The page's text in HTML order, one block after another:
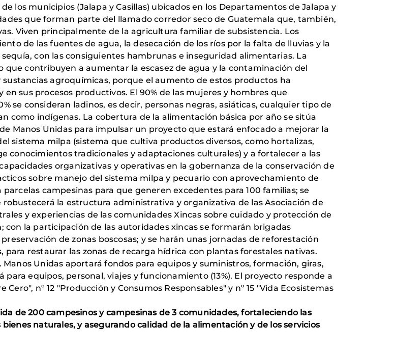
los municipios (Jalapa y Casillas) ubicados en los Departamentos de Jalapa y
que forman parte del llamado corredor seco de Guatemala que, también,
Viven principalmente de la agricultura familiar de subsistencia. Los
de las fuentes de agua, la desecación de los ríos por la falta de lluvias y la
con las consiguientes hambrunas e inseguridad alimentarias. La
contribuyen a aumentar la escasez de agua y la contaminación del
agroquímicas, porque el aumento de estos productos ha
sus procesos productivos. El 90% de las mujeres y hombres que
se consideran ladinos, es decir, personas negras, asiáticas, cualquier tipo de
como indígenas. La cobertura de la alimentación básica por año se sitúa
Manos Unidas para impulsar un proyecto que estará enfocado a mejorar la
sistema milpa (sistema que cultiva productos diversos, como hortalizas,
conocimientos tradicionales y adaptaciones culturales) y a fortalecer a las
organizativas y operativas en la gobernanza de la conservación de
sobre manejo del sistema milpa y pecuario con aprovechamiento de
campesinas para que generen excedentes para 100 familias; se
la estructura administrativa y organizativa de las Asociación de
y experiencias de las comunidades Xincas sobre cuidado y protección de
la participación de las autoridades xincas se formarán brigadas
de zonas boscosas; y se harán unas jornadas de reforestación
restaurar las zonas de recarga hídrica con plantas forestales nativas.
Unidas aportará fondos para equipos y suministros, formación, giras,
equipos, personal, viajes y funcionamiento (13%). El proyecto responde a
nº 12 "Producción y Consumos Responsables" y nº 15 "Vida Ecosistemas
de 200 campesinos y campesinas de 3 comunidades, fortaleciendo las
naturales, y asegurando calidad de la alimentación y de los servicios